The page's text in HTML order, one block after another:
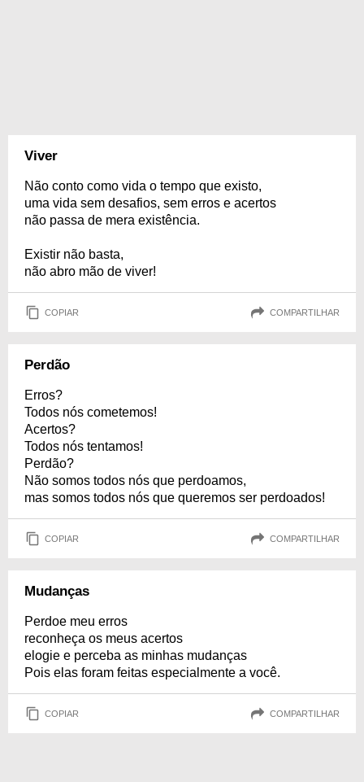
Viver
Não conto como vida o tempo que existo,
uma vida sem desafios, sem erros e acertos
não passa de mera existência.
Existir não basta,
não abro mão de viver!
COPIAR COMPARTILHAR
Perdão
Erros?
Todos nós cometemos!
Acertos?
Todos nós tentamos!
Perdão?
Não somos todos nós que perdoamos,
mas somos todos nós que queremos ser perdoados!
COPIAR COMPARTILHAR
Mudanças
Perdoe meu erros
reconheça os meus acertos
elogie e perceba as minhas mudanças
Pois elas foram feitas especialmente a você.
COPIAR COMPARTILHAR